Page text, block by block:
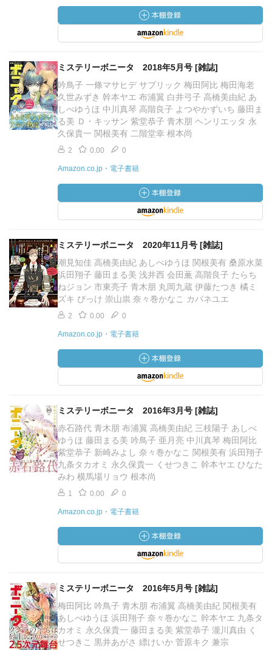
ミステリーボニータ 2018年5月号 [雑誌]
吟鳥子 一條マサヒデ サブリック 梅田阿比 梅田海老
久世みずき 幹本ヤエ 布浦翼 白井弓子 高橋美由紀 あ
しべゆうほ 中川真琴 高階良子 よつやかずいち 藤田ま
る美 Ｄ・キッサン 紫堂恭子 青木朋 ヘンリエッタ 永
久保貴一 関根美有 二階堂幸 根本尚
2 0.00 0
Amazon.co.jp・電子書籍
ミステリーボニータ 2020年11月号 [雑誌]
潮見知佳 高橋美由紀 あしべゆうほ 関根美有 桑原水菜
浜田翔子 藤田まる美 浅井西 会田薫 高階良子 たらち
ねジョン 市東亮子 青木朋 丸岡九蔵 伊藤たつき 橘ミ
ズキ びっけ 崇山祟 奈々巻かなこ カバネユエ
2 0.00 0
Amazon.co.jp・電子書籍
ミステリーボニータ 2016年3月号 [雑誌]
赤石路代 青木朋 布浦翼 高橋美由紀 三枝陽子 あしべ
ゆうほ 藤田まる美 吟鳥子 亜月亮 中川真琴 梅田阿比
紫堂恭子 新崎みよし 奈々巻かなこ 関根美有 浜田翔子
九条タカオミ 永久保貴一 くせつきこ 幹本ヤエ ひなた
みわ 横馬場リョウ 根本尚
1 0.00 0
Amazon.co.jp・電子書籍
ミステリーボニータ 2016年5月号 [雑誌]
梅田阿比 吟鳥子 青木朋 布浦翼 高橋美由紀 関根美有
あしべゆうほ 浜田翔子 奈々巻かなこ 幹本ヤエ 九条タ
カオミ 永久保貴一 藤田まる美 紫堂恭子 瀧川真由 く
せつきこ 黒井あがさ 縹けいか 菅原キク 兼宗